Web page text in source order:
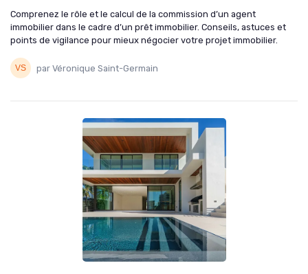
Comprenez le rôle et le calcul de la commission d’un agent
immobilier dans le cadre d’un prêt immobilier. Conseils, astuces et
points de vigilance pour mieux négocier votre projet immobilier.
par Véronique Saint-Germain